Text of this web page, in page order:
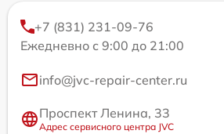
+7 (831) 231-09-76
Ежедневно с 9:00 до 21:00
info@jvc-repair-center.ru
Проспект Ленина, 33
Адрес сервисного центра JVC